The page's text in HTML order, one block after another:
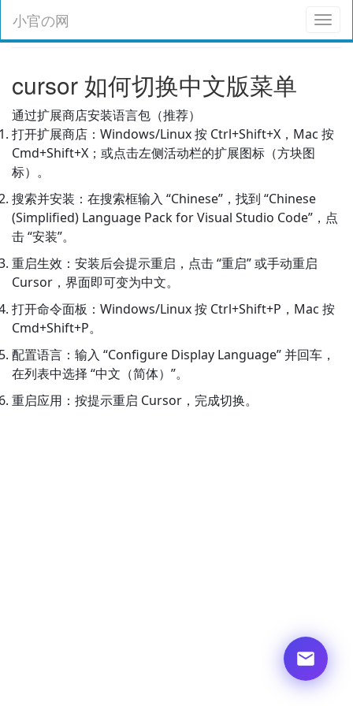
小官の网
cursor 如何切换中文版菜单
通过扩展商店安装语言包（推荐）
打开扩展商店：Windows/Linux 按 Ctrl+Shift+X，Mac 按
Cmd+Shift+X；或点击左侧活动栏的扩展图标（方块图
标）。
搜索并安装：在搜索框输入 “Chinese”，找到 “Chinese
(Simplified) Language Pack for Visual Studio Code”，点
击 “安装”。
重启生效：安装后会提示重启，点击 “重启” 或手动重启
Cursor，界面即可变为中文。
打开命令面板：Windows/Linux 按 Ctrl+Shift+P，Mac 按
Cmd+Shift+P。
配置语言：输入 “Configure Display Language” 并回车，
在列表中选择 “中文（简体）”。
重启应用：按提示重启 Cursor，完成切换。